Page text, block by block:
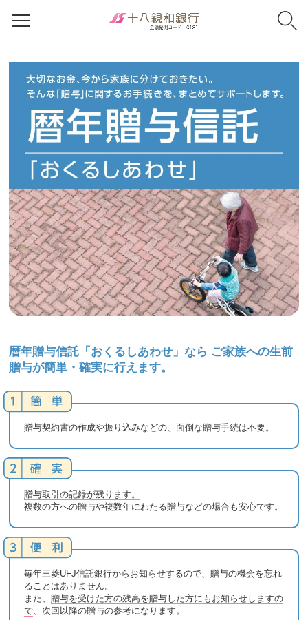
暦年贈与信託「おくるしあわせ」なら ご家族への生前
贈与が簡単・確実に行えます。
贈与契約書の作成や振り込みなどの、面倒な贈与手続は不要。
贈与取引の記録が残ります。
複数の方への贈与や複数年にわたる贈与などの場合も安心です。
毎年三菱UFJ信託銀行からお知らせするので、贈与の機会を忘れ
ることはありません。
また、贈与を受けた方の残高を贈与した方にもお知らせしますの
で、次回以降の贈与の参考になります。